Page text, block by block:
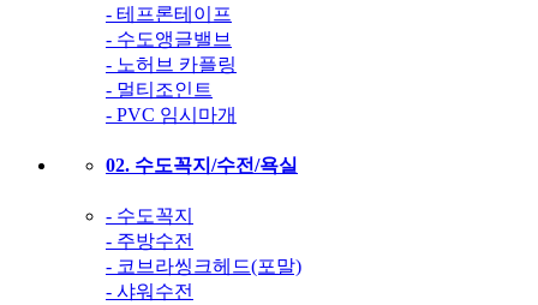
- 테프론테이프
- 수도앵글밸브
- 노허브 카플링
- 멀티조인트
- PVC 임시마개
02. 수도꼭지/수전/욕실
- 수도꼭지
- 주방수전
- 코브라씽크헤드(포말)
- 샤워수전